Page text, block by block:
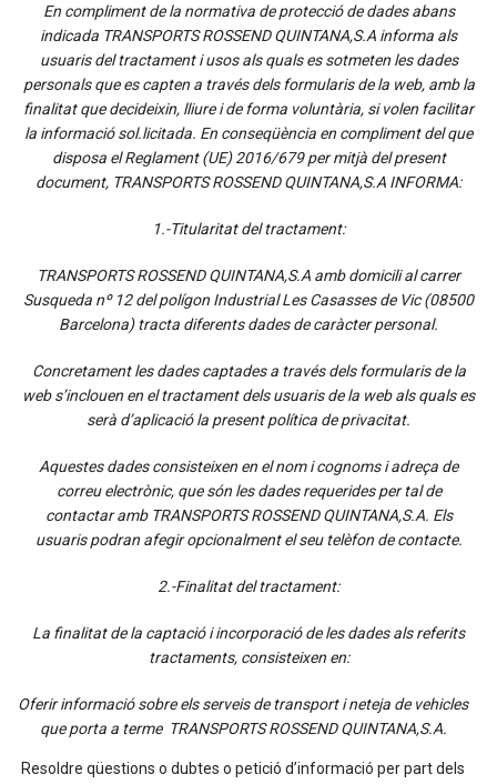
En compliment de la normativa de protecció de dades abans
indicada TRANSPORTS ROSSEND QUINTANA,S.A informa als
usuaris del tractament i usos als quals es sotmeten les dades
personals que es capten a través dels formularis de la web, amb la
finalitat que decideixin, lliure i de forma voluntària, si volen facilitar
la informació sol.licitada. En conseqüència en compliment del que
disposa el Reglament (UE) 2016/679 per mitjà del present
document, TRANSPORTS ROSSEND QUINTANA,S.A INFORMA:
1.-Titularitat del tractament:
TRANSPORTS ROSSEND QUINTANA,S.A amb domicili al carrer
Susqueda nº 12 del polígon Industrial Les Casasses de Vic (08500
Barcelona) tracta diferents dades de caràcter personal.
Concretament les dades captades a través dels formularis de la
web s’inclouen en el tractament dels usuaris de la web als quals es
serà d’aplicació la present política de privacitat.
Aquestes dades consisteixen en el nom i cognoms i adreça de
correu electrònic, que són les dades requerides per tal de
contactar amb TRANSPORTS ROSSEND QUINTANA,S.A. Els
usuaris podran afegir opcionalment el seu telèfon de contacte.
2.-Finalitat del tractament:
La finalitat de la captació i incorporació de les dades als referits
tractaments, consisteixen en:
Oferir informació sobre els serveis de transport i neteja de vehicles
que porta a terme TRANSPORTS ROSSEND QUINTANA,S.A.
Resoldre qüestions o dubtes o petició d’informació per part dels